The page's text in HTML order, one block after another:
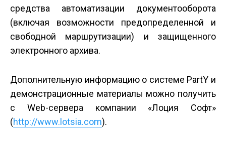
средства автоматизации документооборота
(включая возможности предопределенной и
свободной маршрутизации) и защищенного
электронного архива.
Дополнительную информацию о системе PartY и
демонстрационные материалы можно получить
с Web-сервера компании «Лоция Софт»
(http://www.lotsia.com).